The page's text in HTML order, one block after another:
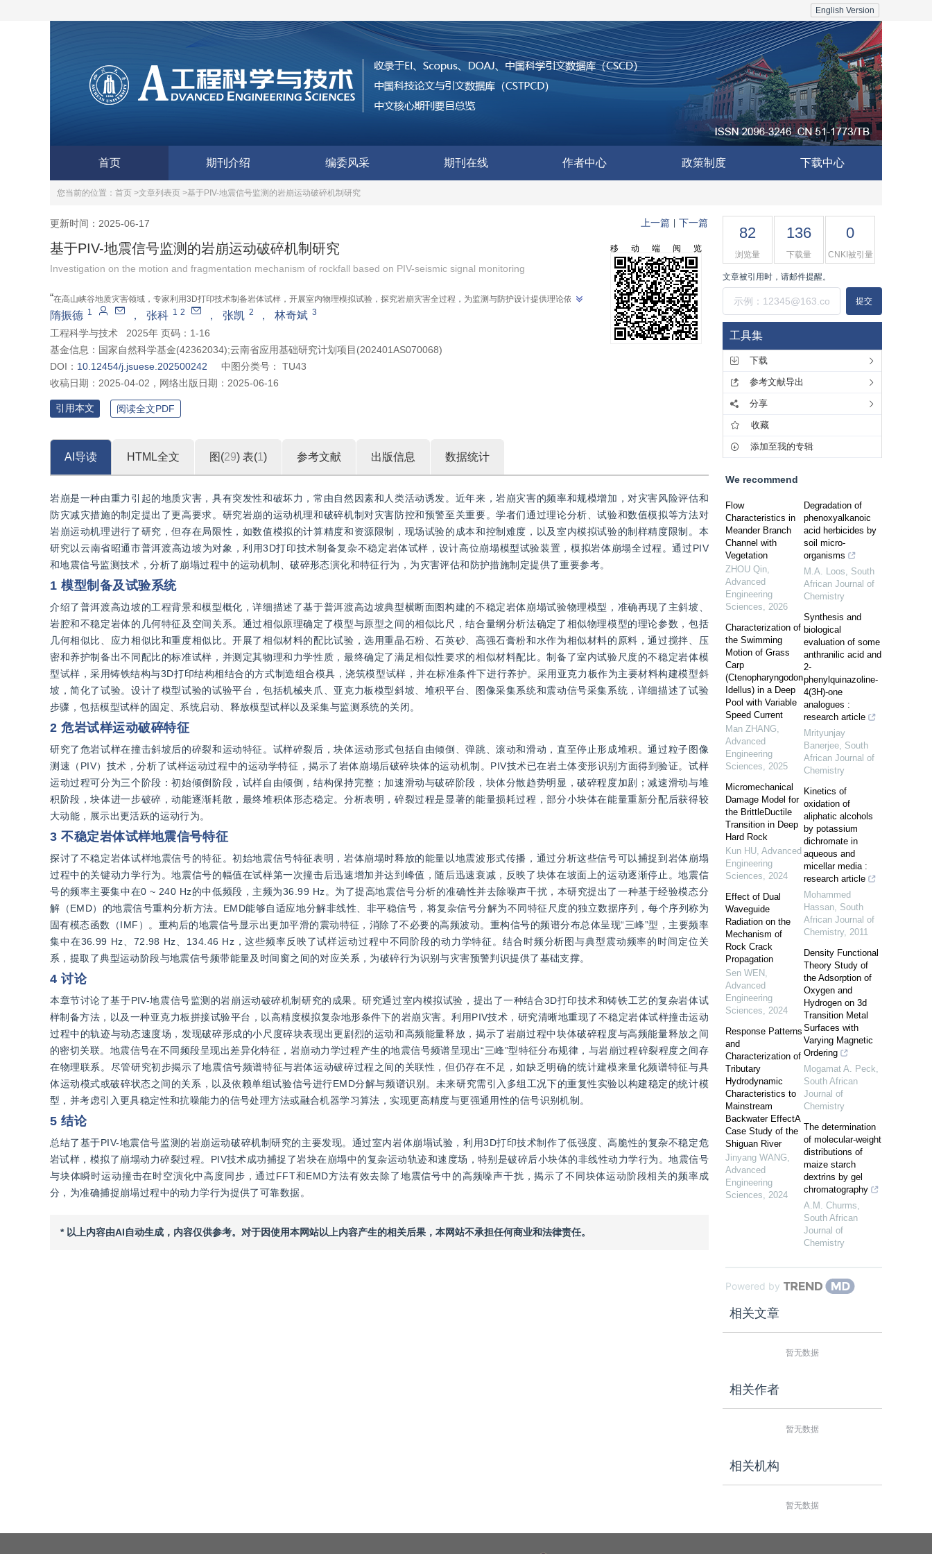
English Version
首页 期刊介绍 编委风采 期刊在线 作者中心 政策制度 下载中心
您当前的位置： 首页 >文章列表页 >基于PIV-地震信号监测的岩崩运动破碎机制研究
更新时间：2025-06-17 上一篇 下一篇
基于PIV-地震信号监测的岩崩运动破碎机制研究
Investigation on the motion and fragmentation mechanism of rockfall based on PIV-seismic signal monitoring
“在高山峡谷地质灾害领域，专家利用3D打印技术制备岩体试样，开展室内物理模拟试验，探究岩崩灾害全过程，为监测与防护设计提供理论依
据。”
隋振德 1 ， 张科 1 2 ， 张凯 2 ， 林奇斌 3
工程科学与技术
2025年 页码：1-16
基金信息： 国家自然科学基金(42362034);云南省应用基础研究计划项目(202401AS070068)
DOI： 10.12454/j.jsuese.202500242 中图分类号：
TU43
收稿日期： 2025-04-02 ， 网络出版日期： 2025-06-16
移动端阅览
引用本文 阅读全文PDF
AI导读 HTML全文 图(29) 表(1 ) 参考文献 出版信息 数据统计
岩崩是一种由重力引起的地质灾害，具有突发性和破坏力，常由自然因素和人类活动诱发。近年来，岩崩灾害的频率和规模增加，对灾害风险评估和
防灾减灾措施的制定提出了更高要求。研究岩崩的运动机理和破碎机制对灾害防控和预警至关重要。学者们通过理论分析、试验和数值模拟等方法对
岩崩运动机理进行了研究，但存在局限性，如数值模拟的计算精度和资源限制，现场试验的成本和控制难度，以及室内模拟试验的制样精度限制。本
研究以云南省昭通市普洱渡高边坡为对象，利用3D打印技术制备复杂不稳定岩体试样，设计高位崩塌模型试验装置，模拟岩体崩塌全过程。通过PIV
和地震信号监测技术，分析了崩塌过程中的运动机制、破碎形态演化和特征行为，为灾害评估和防护措施制定提供了重要参考。
1 模型制备及试验系统
介绍了普洱渡高边坡的工程背景和模型概化，详细描述了基于普洱渡高边坡典型横断面图构建的不稳定岩体崩塌试验物理模型，准确再现了主斜坡、
岩腔和不稳定岩体的几何特征及空间关系。通过相似原理确定了模型与原型之间的相似比尺，结合量纲分析法确定了相似物理模型的理论参数，包括
几何相似比、应力相似比和重度相似比。开展了相似材料的配比试验，选用重晶石粉、石英砂、高强石膏粉和水作为相似材料的原料，通过搅拌、压
密和养护制备出不同配比的标准试样，并测定其物理和力学性质，最终确定了满足相似性要求的相似材料配比。制备了室内试验尺度的不稳定岩体模
型试样，采用铸铁结构与3D打印结构相结合的方式制造组合模具，浇筑模型试样，并在标准条件下进行养护。采用亚克力板作为主要材料构建模型斜
坡，简化了试验。设计了模型试验的试验平台，包括机械夹爪、亚克力板模型斜坡、堆积平台、图像采集系统和震动信号采集系统，详细描述了试验
步骤，包括模型试样的固定、系统启动、释放模型试样以及采集与监测系统的关闭。
2 危岩试样运动破碎特征
研究了危岩试样在撞击斜坡后的碎裂和运动特征。试样碎裂后，块体运动形式包括自由倾倒、弹跳、滚动和滑动，直至停止形成堆积。通过粒子图像
测速（PIV）技术，分析了试样运动过程中的运动学特征，揭示了岩体崩塌后破碎块体的运动机制。PIV技术已在岩土体变形识别方面得到验证。试样
运动过程可分为三个阶段：初始倾倒阶段，试样自由倾倒，结构保持完整；加速滑动与破碎阶段，块体分散趋势明显，破碎程度加剧；减速滑动与堆
积阶段，块体进一步破碎，动能逐渐耗散，最终堆积体形态稳定。分析表明，碎裂过程是显著的能量损耗过程，部分小块体在能量重新分配后获得较
大动能，展示出更活跃的运动行为。
3 不稳定岩体试样地震信号特征
探讨了不稳定岩体试样地震信号的特征。初始地震信号特征表明，岩体崩塌时释放的能量以地震波形式传播，通过分析这些信号可以捕捉到岩体崩塌
过程中的关键动力学行为。地震信号的幅值在试样第一次撞击后迅速增加并达到峰值，随后迅速衰减，反映了块体在坡面上的运动逐渐停止。地震信
号的频率主要集中在0 ~ 240 Hz的中低频段，主频为36.99 Hz。为了提高地震信号分析的准确性并去除噪声干扰，本研究提出了一种基于经验模态分
解（EMD）的地震信号重构分析方法。EMD能够自适应地分解非线性、非平稳信号，将复杂信号分解为不同特征尺度的独立数据序列，每个序列称为
固有模态函数（IMF）。重构后的地震信号显示出更加平滑的震动特征，消除了不必要的高频波动。重构信号的频谱分布总体呈现“三峰”型，主要频率
集中在36.99 Hz、72.98 Hz、134.46 Hz，这些频率反映了试样运动过程中不同阶段的动力学特征。结合时频分析图与典型震动频率的时间定位关
系，提取了典型运动阶段与地震信号频带能量及时间窗之间的对应关系，为破碎行为识别与灾害预警判识提供了基础支撑。
4 讨论
本章节讨论了基于PIV-地震信号监测的岩崩运动破碎机制研究的成果。研究通过室内模拟试验，提出了一种结合3D打印技术和铸铁工艺的复杂岩体试
样制备方法，以及一种亚克力板拼接试验平台，以高精度模拟复杂地形条件下的岩崩灾害。利用PIV技术，研究清晰地重现了不稳定岩体试样撞击运动
过程中的轨迹与动态速度场，发现破碎形成的小尺度碎块表现出更剧烈的运动和高频能量释放，揭示了岩崩过程中块体破碎程度与高频能量释放之间
的密切关联。地震信号在不同频段呈现出差异化特征，岩崩动力学过程产生的地震信号频谱呈现出“三峰”型特征分布规律，与岩崩过程碎裂程度之间存
在物理联系。尽管研究初步揭示了地震信号频谱特征与岩体运动破碎过程之间的关联性，但仍存在不足，如缺乏明确的统计建模来量化频谱特征与具
体运动模式或破碎状态之间的关系，以及依赖单组试验信号进行EMD分解与频谱识别。未来研究需引入多组工况下的重复性实验以构建稳定的统计模
型，并考虑引入更具稳定性和抗噪能力的信号处理方法或融合机器学习算法，实现更高精度与更强通用性的信号识别机制。
5 结论
总结了基于PIV-地震信号监测的岩崩运动破碎机制研究的主要发现。通过室内岩体崩塌试验，利用3D打印技术制作了低强度、高脆性的复杂不稳定危
岩试样，模拟了崩塌动力碎裂过程。PIV技术成功捕捉了岩块在崩塌中的复杂运动轨迹和速度场，特别是破碎后小块体的非线性动力学行为。地震信号
与块体瞬时运动撞击在时空演化中高度同步，通过FFT和EMD方法有效去除了地震信号中的高频噪声干扰，揭示了不同块体运动阶段相关的频率成
分，为准确捕捉崩塌过程中的动力学行为提供了可靠数据。
* 以上内容由AI自动生成，内容仅供参考。对于因使用本网站以上内容产生的相关后果，本网站不承担任何商业和法律责任。
82
浏览量
136
下载量
0
CNKI被引量
文章被引用时，请邮件提醒。
提交
工具集
下载
参考文献导出
分享
收藏
添加至我的专辑
We recommend
Flow
Characteristics in
Meander Branch
Channel with
Vegetation
ZHOU Qin,
Advanced
Engineering
Sciences, 2026
Characterization of
the Swimming
Motion of Grass
Carp
(Ctenopharyngodon
Idellus) in a Deep
Pool with Variable
Speed Current
Man ZHANG,
Advanced
Engineering
Sciences, 2025
Micromechanical
Damage Model for
the BrittleDuctile
Transition in Deep
Hard Rock
Kun HU, Advanced
Engineering
Sciences, 2024
Effect of Dual
Waveguide
Radiation on the
Mechanism of
Rock Crack
Propagation
Sen WEN ,
Advanced
Engineering
Sciences, 2024
Response Patterns
and
Characterization of
Tributary
Hydrodynamic
Characteristics to
Mainstream
Backwater EffectA
Case Study of the
Shiguan River
Jinyang WANG,
Advanced
Engineering
Sciences, 2024
Degradation of
phenoxyalkanoic
acid herbicides by
soil micro-
organisms
M.A. Loos, South
African Journal of
Chemistry
Synthesis and
biological
evaluation of some
anthranilic acid and
2-
phenylquinazoline-
4(3H)-one
analogues :
research article
Mrityunjay
Banerjee, South
African Journal of
Chemistry
Kinetics of
oxidation of
aliphatic alcohols
by potassium
dichromate in
aqueous and
micellar media :
research article
Mohammed
Hassan, South
African Journal of
Chemistry, 2011
Density Functional
Theory Study of
the Adsorption of
Oxygen and
Hydrogen on 3d
Transition Metal
Surfaces with
Varying Magnetic
Ordering
Mogamat A. Peck,
South African
Journal of
Chemistry
The determination
of molecular-weight
distributions of
maize starch
dextrins by gel
chromatography
A.M. Churms,
South African
Journal of
Chemistry
Powered by
相关文章
暂无数据
相关作者
暂无数据
相关机构
暂无数据